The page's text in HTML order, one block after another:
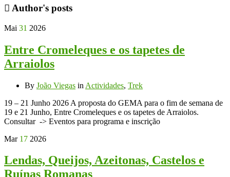
Author's posts
Mai 31 2026
Entre Cromeleques e os tapetes de
Arraiolos
By João Viegas in Actividades, Trek
19 – 21 Junho 2026 A proposta do GEMA para o fim de semana de
19 e 21 Junho, Entre Cromeleques e os tapetes de Arraiolos.
Consultar -> Eventos para programa e inscrição
Mar 17 2026
Lendas, Queijos, Azeitonas, Castelos e
Ruínas Romanas